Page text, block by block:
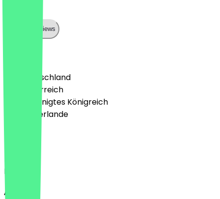
Show all reviews
🇩🇪 Deutschland
🇦🇹 Österreich
🇬🇧 Vereinigtes Königreich
🇳🇱 Niederlande
Deutsch
English
About